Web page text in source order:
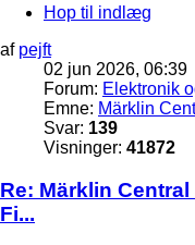
Hop til indlæg
af pejft
02 jun 2026, 06:39
Forum: Elektronik
Emne: Märklin
Svar: 139
Visninger: 41872
Re: Märklin
Fi...